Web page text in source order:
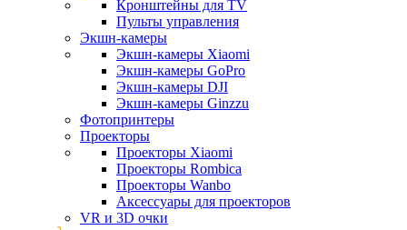
Кронштейны для TV
Пульты управления
Экшн-камеры
Экшн-камеры Xiaomi
Экшн-камеры GoPro
Экшн-камеры DJI
Экшн-камеры Ginzzu
Фотопринтеры
Проекторы
Проекторы Xiaomi
Проекторы Rombica
Проекторы Wanbo
Аксессуары для проекторов
VR и 3D очки